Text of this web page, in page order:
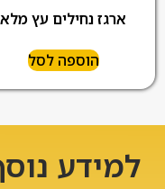
ארגז נחילים עץ מלא
הוספה לסל
למידע